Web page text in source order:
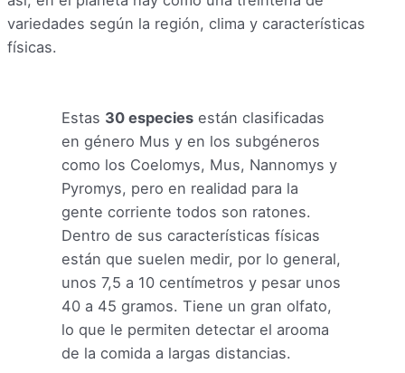
variedades según la región, clima y características
físicas.
Estas 30 especiesestán clasificadas
en género Mus y en los subgéneros
como los Coelomys, Mus, Nannomys y
Pyromys, pero en realidad para la
gente corriente todos son ratones.
Dentro de sus características físicas
están que suelen medir, por lo general,
unos 7,5 a 10 centímetros y pesar unos
40 a 45 gramos. Tiene un gran olfato,
lo que le permiten detectar el arooma
de la comida a largas distancias.